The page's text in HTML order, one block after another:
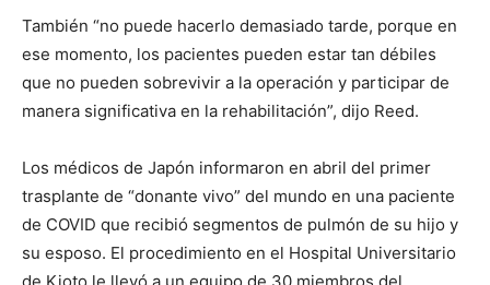
También “no puede hacerlo demasiado tarde, porque en
ese momento, los pacientes pueden estar tan débiles
que no pueden sobrevivir a la operación y participar de
manera significativa en la rehabilitación”, dijo Reed.
Los médicos de Japón informaron en abril del primer
trasplante de “donante vivo” del mundo en una paciente
de COVID que recibió segmentos de pulmón de su hijo y
su esposo. El procedimiento en el Hospital Universitario